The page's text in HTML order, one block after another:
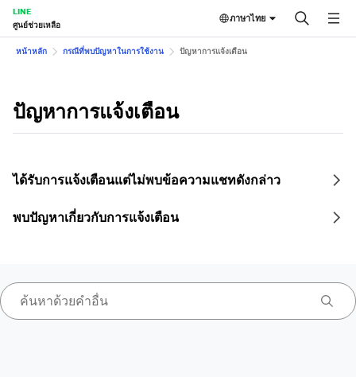
LINE
ศูนย์ช่วยเหลือ
ภาษาไทย
หน้าหลัก กรณีที่พบปัญหาในการใช้งาน ปัญหาการแจ้งเตือน
ปัญหาการแจ้งเตือน
ได้รับการแจ้งเตือนแต่ไม่พบข้อความแชทดังกล่าว
พบปัญหาเกี่ยวกับการแจ้งเตือน